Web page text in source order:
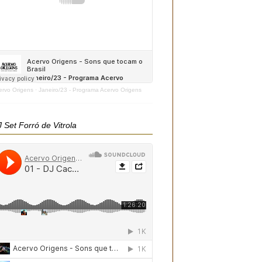
Origens · Janeiro/23 - Programa Acervo Origens
Set Forró de Vitrola